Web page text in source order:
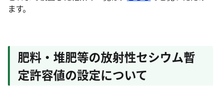
ます。
肥料・堆肥等の放射性セシウム暫
定許容値の設定について